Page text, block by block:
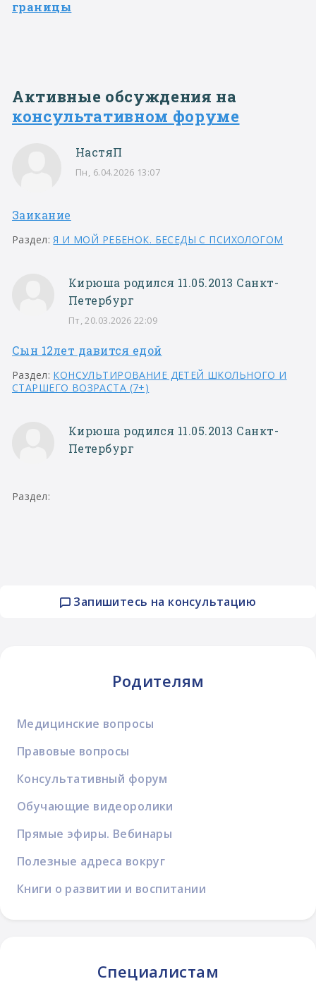
Запишитесь на консультацию
Родителям
Медицинские вопросы
Правовые вопросы
Консультативный форум
Обучающие видеоролики
Прямые эфиры. Вебинары
Полезные адреса вокруг
Книги о развитии и воспитании
Специалистам
границы
Активные обсуждения на
консультативном форуме
НастяП
Пн, 6.04.2026 13:07
Заикание
Раздел:Я И МОЙ РЕБЕНОК. БЕСЕДЫ С ПСИХОЛОГОМ
Кирюша родился 11.05.2013 Санкт-
Петербург
Пт, 20.03.2026 22:09
Сын 12лет давится едой
Раздел: КОНСУЛЬТИРОВАНИЕ ДЕТЕЙ ШКОЛЬНОГО И
СТАРШЕГО ВОЗРАСТА (7+)
Кирюша родился 11.05.2013 Санкт-
Петербург
Раздел: